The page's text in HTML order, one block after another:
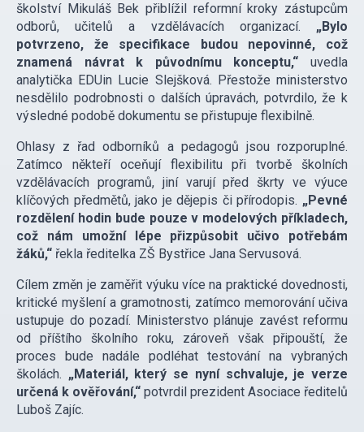
školství Mikuláš Bek přiblížil reformní kroky zástupcům
odborů, učitelů a vzdělávacích organizací. „Bylo
potvrzeno, že specifikace budou nepovinné, což
znamená návrat k původnímu konceptu,“ uvedla
analytička EDUin Lucie Slejšková. Přestože ministerstvo
nesdělilo podrobnosti o dalších úpravách, potvrdilo, že k
výsledné podobě dokumentu se přistupuje flexibilně.
Ohlasy z řad odborníků a pedagogů jsou rozporuplné.
Zatímco někteří oceňují flexibilitu při tvorbě školních
vzdělávacích programů, jiní varují před škrty ve výuce
klíčových předmětů, jako je dějepis či přírodopis. „Pevné
rozdělení hodin bude pouze v modelových příkladech,
což nám umožní lépe přizpůsobit učivo potřebám
žáků,“ řekla ředitelka ZŠ Bystřice Jana Servusová.
Cílem změn je zaměřit výuku více na praktické dovednosti,
kritické myšlení a gramotnosti, zatímco memorování učiva
ustupuje do pozadí. Ministerstvo plánuje zavést reformu
od příštího školního roku, zároveň však připouští, že
proces bude nadále podléhat testování na vybraných
školách. „Materiál, který se nyní schvaluje, je verze
určená k ověřování,“ potvrdil prezident Asociace ředitelů
Luboš Zajíc.